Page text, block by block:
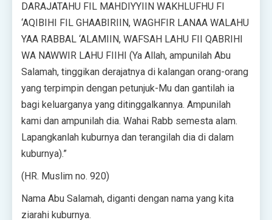
DARAJATAHU FIL MAHDIYYIIN WAKHLUFHU FI
‘AQIBIHI FIL GHAABIRIIN, WAGHFIR LANAA WALAHU
YAA RABBAL ‘ALAMIIN, WAFSAH LAHU FII QABRIHI
WA NAWWIR LAHU FIIHI (Ya Allah, ampunilah Abu
Salamah, tinggikan derajatnya di kalangan orang-orang
yang terpimpin dengan petunjuk-Mu dan gantilah ia
bagi keluarganya yang ditinggalkannya. Ampunilah
kami dan ampunilah dia. Wahai Rabb semesta alam.
Lapangkanlah kuburnya dan terangilah dia di dalam
kuburnya).”
(HR. Muslim no. 920)
Nama Abu Salamah, diganti dengan nama yang kita
ziarahi kuburnya.